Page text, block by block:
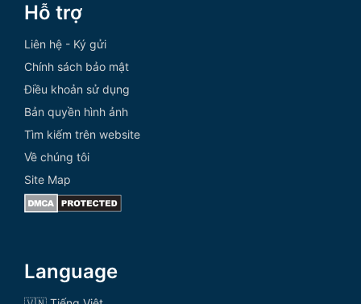
Hỗ trợ
Liên hệ - Ký gửi
Chính sách bảo mật
Điều khoản sử dụng
Bản quyền hình ảnh
Tìm kiếm trên website
Về chúng tôi
Site Map
Language